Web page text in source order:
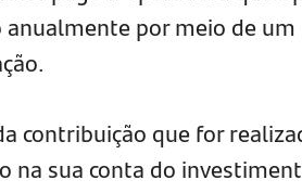
por meio de um
contribuição que for
na sua conta do